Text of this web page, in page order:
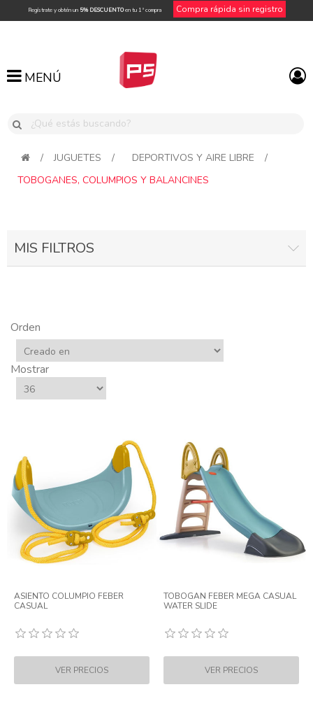
Regístrate y obtén un 5% DESCUENTOen tu 1ª compra Compra rápida sin registro
MENÚ
MENÚ
/ JUGUETES / DEPORTIVOS Y AIRE LIBRE
/
TOBOGANES, COLUMPIOS Y BALANCINES
MIS FILTROS
Orden
Mostrar
ASIENTO COLUMPIO FEBER
CASUAL
TOBOGAN FEBER MEGA CASUAL
WATER SLIDE